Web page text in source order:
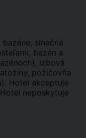
slnečná
bazén a
izbová
požičovňa
Hotel akceptuje
neposkytuje